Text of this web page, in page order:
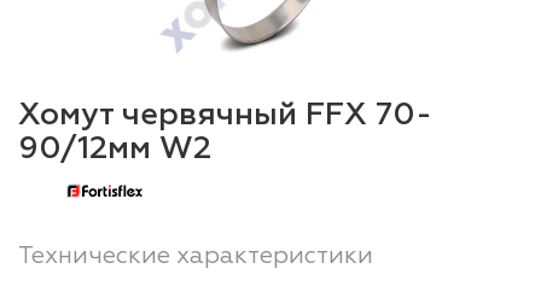
Хомут червячный FFX 70-
90/12мм W2
Технические характеристики